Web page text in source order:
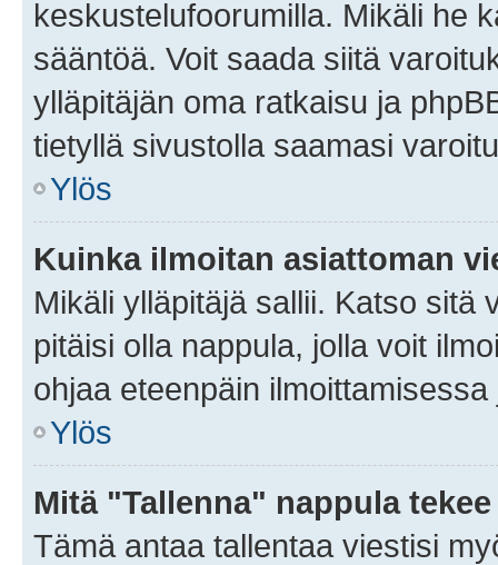
keskustelufoorumilla. Mikäli he
sääntöä. Voit saada siitä
ylläpitäjän oma ratkaisu ja
tietyllä sivustolla saamasi
Ylös
Kuinka ilmoitan asiattoman
Mikäli ylläpitäjä sallii. Katso sitä
pitäisi olla nappula, jolla voit
ohjaa eteenpäin
Ylös
Mitä "Tallenna" nappula
Tämä antaa tallentaa viestisi